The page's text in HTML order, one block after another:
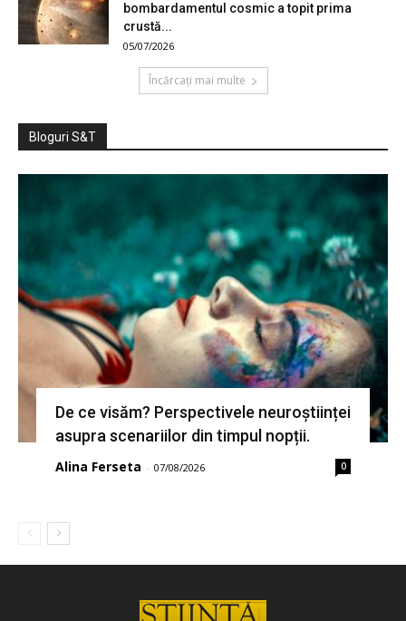
bombardamentul cosmic a topit prima
crustă...
05/07/2026
Încărcați mai multe
Bloguri S&T
De ce visăm? Perspectivele neuroștiinței
asupra scenariilor din timpul nopții.
Alina Ferseta - 07/08/2026 0